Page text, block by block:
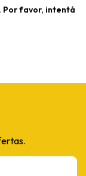
Por favor, intentá